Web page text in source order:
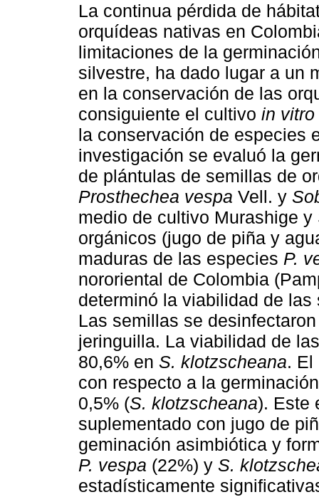
La continua pérdida de
orquídeas nativas en
limitaciones de la
silvestre, ha dado lugar a un
en la conservación de las
consiguiente el cultivo in vitro
la conservación de especies
investigación se evaluó la
de plántulas de semillas de
Prosthechea vespa Vell. y
medio de cultivo Murashige
orgánicos (jugo de piña y
maduras de las especies P.
nororiental de Colombia
determinó la viabilidad de
Las semillas se
jeringuilla. La viabilidad de
80,6% en S. klotzscheana. El
con respecto a la
0,5% (S. klotzscheana). Este
suplementado con jugo de
geminación asimbiótica y
P. vespa (22%) y S.
estadísticamente